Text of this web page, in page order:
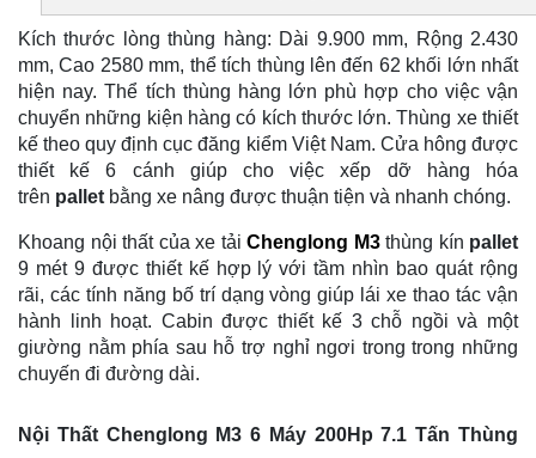
Kích thước lòng thùng hàng: Dài 9.900 mm, Rộng 2.430
mm, Cao 2580 mm, thể tích thùng lên đến 62 khối lớn nhất
hiện nay. Thể tích thùng hàng lớn phù hợp cho việc vận
chuyển những kiện hàng có kích thước lớn. Thùng xe thiết
kế theo quy định cục đăng kiểm Việt Nam. Cửa hông được
thiết kế 6 cánh giúp cho việc xếp dỡ hàng hóa
trên pallet bằng xe nâng được thuận tiện và nhanh chóng.
Khoang nội thất của xe tải Chenglong M3thùng kín pallet
9 mét 9 được thiết kế hợp lý với tầm nhìn bao quát rộng
rãi, các tính năng bố trí dạng vòng giúp lái xe thao tác vận
hành linh hoạt. Cabin được thiết kế 3 chỗ ngồi và một
giường nằm phía sau hỗ trợ nghỉ ngơi trong trong những
chuyến đi đường dài.
Nội Thất Chenglong M3 6 Máy 200Hp 7.1 Tấn Thùng